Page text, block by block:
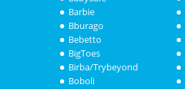
Barbie
Bburago
Bebetto
BigToes
Birba/Trybeyond
Boboli